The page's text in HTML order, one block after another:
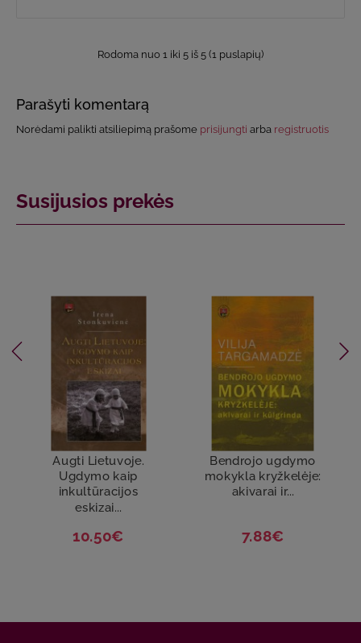
Rodoma nuo 1 iki 5 iš 5 (1 puslapių)
Parašyti komentarą
Norėdami palikti atsiliepimą prašome prisijungti arba registruotis
Susijusios prekės
Augti Lietuvoje.
Ugdymo kaip
inkultūracijos
eskizai...
10.50€
Bendrojo ugdymo
mokykla kryžkelėje:
akivarai ir...
7.88€